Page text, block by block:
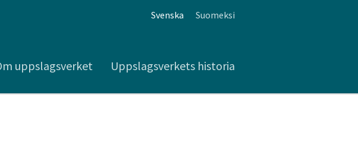
Svenska Suomeksi
uppslagsverket Uppslagsverkets historia